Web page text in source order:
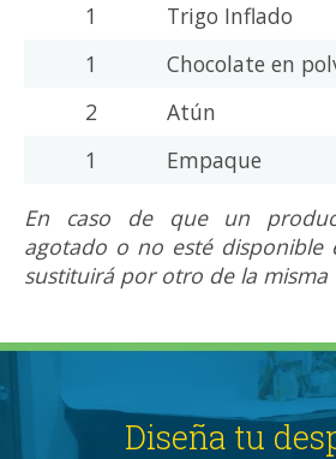
1
Trigo Inflado
1
Chocolate en
2
Atún
1
Empaque
En caso de que un
agotado o no esté disponible
sustituirá por otro de la misma
Diseña tu